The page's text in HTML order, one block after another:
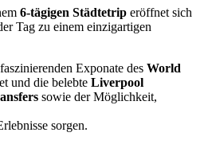
6-tägigen Städtetrip eröffnet sich
Tag zu einem einzigartigen
Exponate des World
und die belebte Liverpool
sowie der Möglichkeit,
sorgen.